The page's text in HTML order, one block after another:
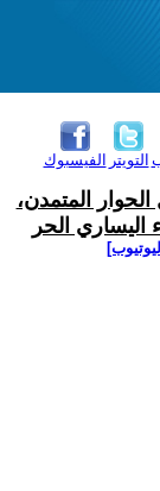
الفيسبوك التويتر
المتمدن،
الحر